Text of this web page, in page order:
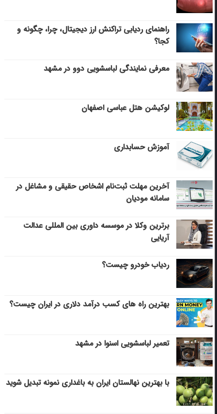
راهنمای ردیابی تراکنش ارز دیجیتال، چرا، چگونه و
کجا؟
معرفی نمایندگی لباسشویی دوو در مشهد
لوکیشن هتل عباسی اصفهان
آموزش حسابداری
آخرین مهلت ثبت‌نام اشخاص حقیقی و مشاغل در
سامانه مودیان
برترین وکلا در موسسه داوری بین المللی عدالت
آریایی
ردیاب خودرو چیست؟
بهترین راه های کسب درآمد دلاری در ایران چیست؟
تعمیر لباسشویی اسنوا در مشهد
با بهترین نهالستان ایران به باغداری نمونه تبدیل شوید